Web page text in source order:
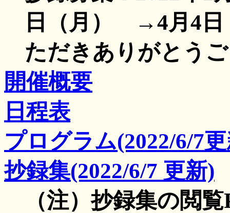
日（月） →4月4日
ただきありがとう
開催概要
日程表
プログラム(2022/6/7
抄録集(2022/6/7 更新)
（注）抄録集の閲